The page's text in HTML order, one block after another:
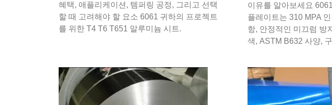
혜택, 애플리케이션, 템퍼링 공정, 그리고 선택
할 때 고려해야 할 요소 6061 귀하의 프로젝트
를 위한 T4 T6 T651 알루미늄 시트.
이유를 알아보세요
플레이트는 310 MPA
항, 안정적인 미끄럼 방
색, ASTM B632 사양,
제공됩니다..